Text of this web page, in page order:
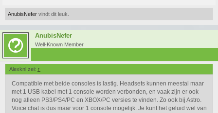
AnubisNefer vindt dit leuk.
AnubisNefer
Well-Known Member
Alexknl zei: ↑
Compatible met beide consoles is lastig. Headsets kunnen meestal maar
met 1 USB kabel met 1 console worden verbonden, en vaak zijn er ook
nog alleen PS3/PS4/PC en XBOX/PC versies te vinden. Zo ook bij Astro.
Voice chat is dus maar voor 1 console mogelijk. Je kunt het geluid wel van